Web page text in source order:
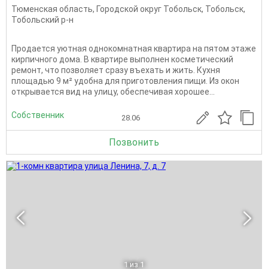
Тюменская область, Городской округ Тобольск, Тобольск,
Тобольский р-н
Продается уютная однокомнатная квартира на пятом этаже
кирпичного дома. В квартире выполнен косметический
ремонт, что позволяет сразу въехать и жить. Кухня
площадью 9 м² удобна для приготовления пищи. Из окон
открывается вид на улицу, обеспечивая хорошее...
Собственник 28.06
Позвонить
1 из 1